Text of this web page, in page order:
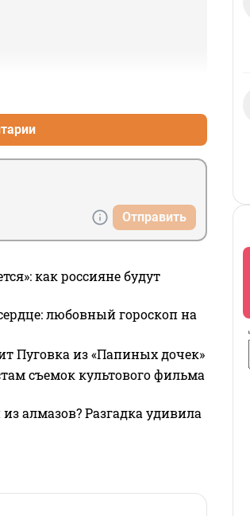
Отправить
как россияне будут
любовный гороскоп на
Пуговка из «Папиных дочек»
съемок культового фильма
алмазов? Разгадка удивила